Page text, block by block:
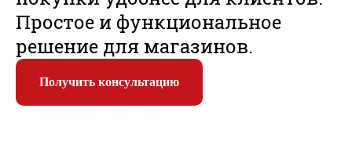
Простое и функциональное
решение для магазинов.
Получить консультацию